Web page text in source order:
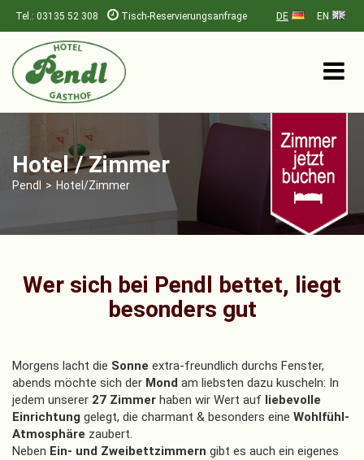
Tel.: 03135 52 308 Tisch-Reservierungsanfrage DE EN
Hotel / Zimmer
Pendl > Hotel/Zimmer
Wer sich bei Pendl bettet, liegt
besonders gut
Morgens lacht die Sonne extra-freundlich durchs Fenster,
abends möchte sich der Mond am liebsten dazu kuscheln: In
jedem unserer 27 Zimmer haben wir Wert auf liebevolle
Einrichtung gelegt, die charmant & besonders eine Wohlfühl-
Atmosphäre zaubert.
Neben Ein- und Zweibettzimmern gibt es auch ein eigenes